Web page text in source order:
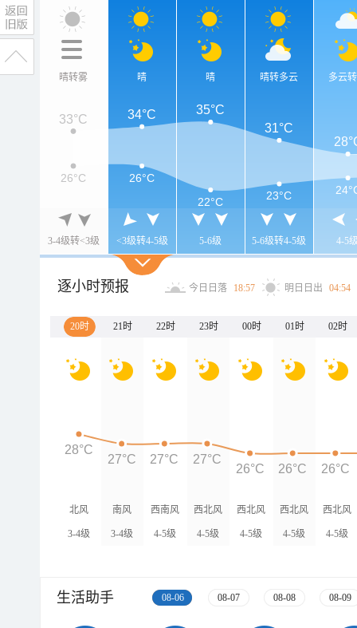
晴转雾
3-4级转<3级
晴
<3级转4-5级
晴
5-6级
晴转多云
5-6级转4-5级
多云
4-5
33°C 34°C 35°C
31°C
26°C
26°C
22°C
23°C
逐小时预报 今日日落 18:57 明日日出 04:54
20时 21时 22时 23时 00时 01时 02时
北风
3-4级
南风
3-4级
西南风
4-5级
西北风
4-5级
西北风
4-5级
西北风
4-5级
西北风
4-5级
28°C
27°C 27°C 27°C
26°C 26°C 26°C
生活助手 08-06 08-07 08-08 08-09